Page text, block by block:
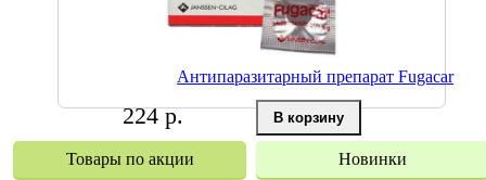
Антипаразитарный препарат Fugacar
224 р.
Товары по акции Новинки